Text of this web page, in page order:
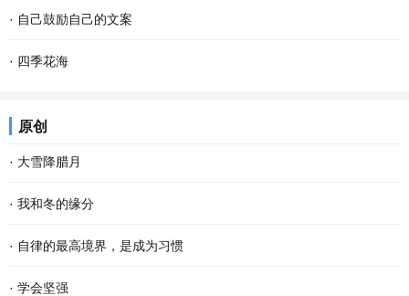
· 自己鼓励自己的文案
· 四季花海
原创
· 大雪降腊月
· 我和冬的缘分
· 自律的最高境界，是成为习惯
· 学会坚强